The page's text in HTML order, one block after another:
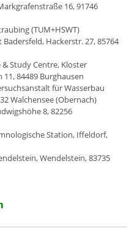
16, 91746
(TUM+HSWT)
Hackerstr. 27, 85764
& Study Centre, Kloster
11, 84489 Burghausen
für Wasserbau
Walchensee (Obernach)
8, 82256
Station, Iffeldorf,
Wendelstein, 83735